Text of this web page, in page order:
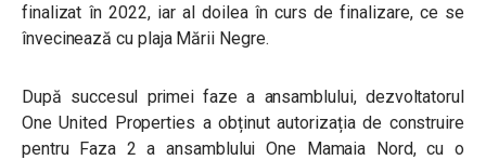
finalizat în 2022, iar al doilea în curs de finalizare, ce se
învecinează cu plaja Mării Negre.
După succesul primei faze a ansamblului, dezvoltatorul
One United Properties a obținut autorizația de construire
pentru Faza 2 a ansamblului One Mamaia Nord, cu o